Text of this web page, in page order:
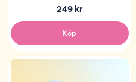
249 kr
Köp